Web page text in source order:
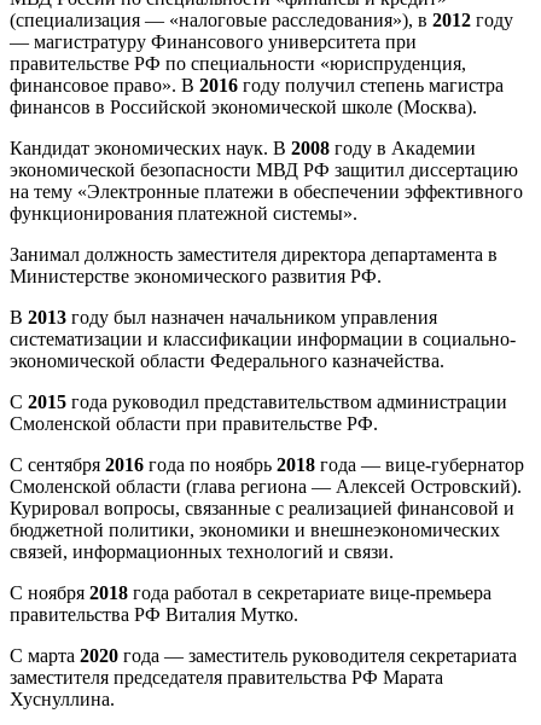
(специализация — «налоговые расследования»), в 2012 году
— магистратуру Финансового университета при
правительстве РФ по специальности «юриспруденция,
финансовое право». В 2016 году получил степень магистра
финансов в Российской экономической школе (Москва).
Кандидат экономических наук. В 2008 году в Академии
экономической безопасности МВД РФ защитил диссертацию
на тему «Электронные платежи в обеспечении эффективного
функционирования платежной системы».
Занимал должность заместителя директора департамента в
Министерстве экономического развития РФ.
В 2013 году был назначен начальником управления
систематизации и классификации информации в социально-
экономической области Федерального казначейства.
С 2015 года руководил представительством администрации
Смоленской области при правительстве РФ.
С сентября 2016 года по ноябрь 2018 года — вице-губернатор
Смоленской области (глава региона — Алексей Островский).
Курировал вопросы, связанные с реализацией финансовой и
бюджетной политики, экономики и внешнеэкономических
связей, информационных технологий и связи.
С ноября 2018 года работал в секретариате вице-премьера
правительства РФ Виталия Мутко.
С марта 2020 года — заместитель руководителя секретариата
заместителя председателя правительства РФ Марата
Хуснуллина.